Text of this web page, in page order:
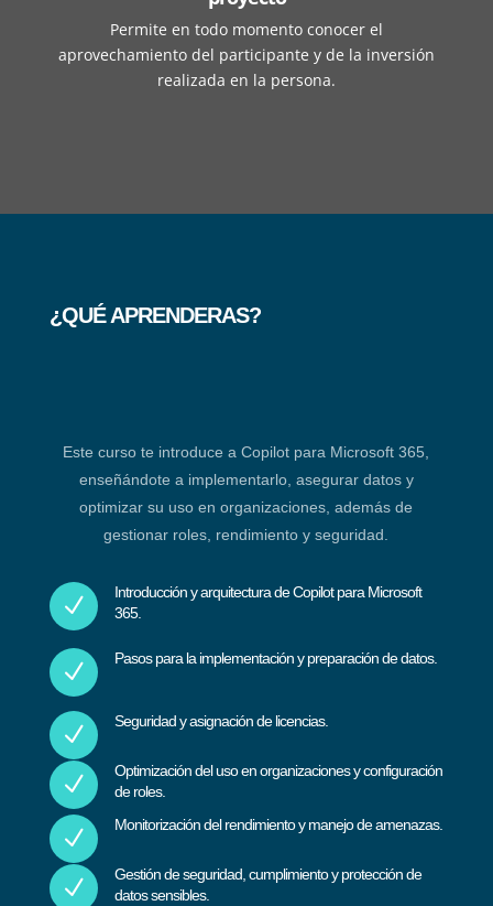
Permite en todo momento conocer el
aprovechamiento del participante y de la inversión
realizada en la persona.
¿QUÉ APRENDERAS?
Este curso te introduce a Copilot para Microsoft 365,
enseñándote a implementarlo, asegurar datos y
optimizar su uso en organizaciones, además de
gestionar roles, rendimiento y seguridad.
N
Introducción y arquitectura de Copilot para Microsoft
365.
N Pasos para la implementación y preparación de datos.
N Seguridad y asignación de licencias.
N
Optimización del uso en organizaciones y configuración
de roles.
N Monitorización del rendimiento y manejo de amenazas.
N
Gestión de seguridad, cumplimiento y protección de
datos sensibles.